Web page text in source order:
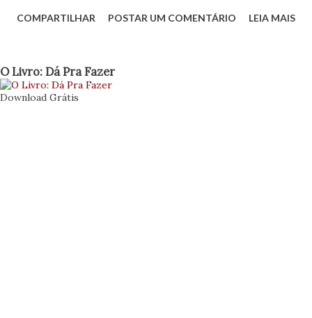
seus objetivos e quais valores irá agregar ao governo.
relacionar quesitos, estabelecer limites e buscar as
parcerias certas. Antes de apresentar uma nova
relação sobre os aspectos de construção do laboratório,
COMPARTILHAR POSTAR UM COMENTÁRIO LEIA MAIS
O Livro: Dá Pra Fazer
Download Grátis